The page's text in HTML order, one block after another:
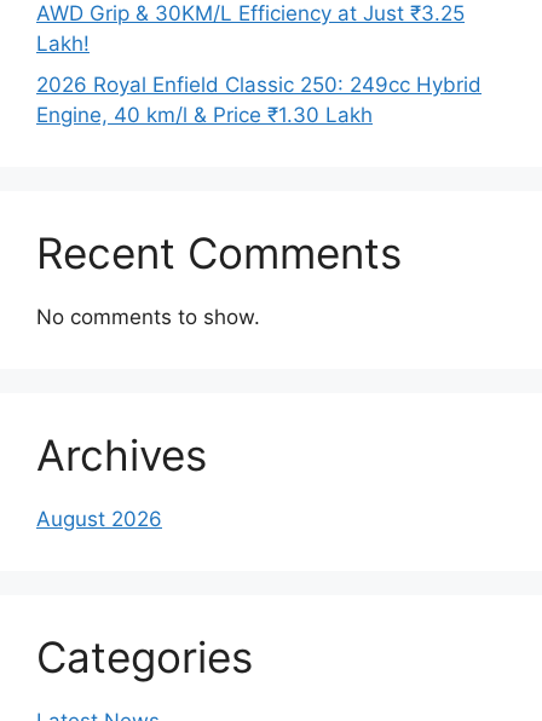
AWD Grip & 30KM/L Efficiency at Just ₹3.25
Lakh!
2026 Royal Enfield Classic 250: 249cc Hybrid
Engine, 40 km/l & Price ₹1.30 Lakh
Recent Comments
No comments to show.
Archives
August 2026
Categories